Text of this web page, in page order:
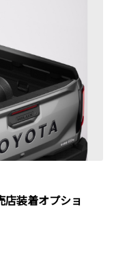
店装着オプショ